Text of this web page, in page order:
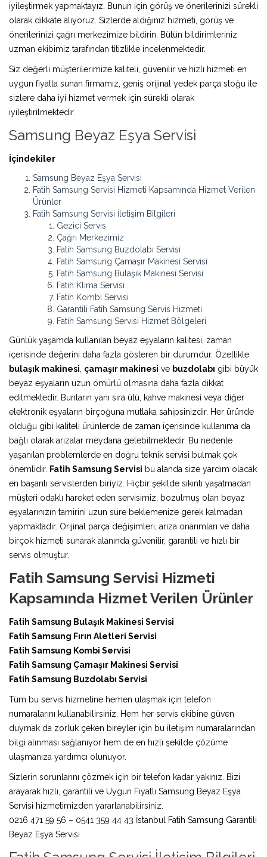
iyileştirmek yapmaktayız. Bunun için görüş ve önerilerinizi sürekli
olarak dikkate alıyoruz. Sizlerde aldığınız hizmeti, görüş ve
önerilerinizi çağrı merkezimize bildirin. Bütün bildirimleriniz
uzman ekibimiz tarafından titizlikle incelenmektedir.
Siz değerli müşterilerimize kaliteli, güvenilir ve hızlı hizmeti en
uygun fiyatla sunan firmamız, geniş orijinal yedek parça stoğu ile
sizlere daha iyi hizmet vermek için sürekli olarak
iyileştirilmektedir.
Samsung Beyaz Eşya Servisi
İçindekiler
Samsung Beyaz Eşya Servisi
Fatih Samsung Servisi Hizmeti Kapsamında Hizmet Verilen
Ürünler
Fatih Samsung Servisi İletişim Bilgileri
Gezici Servis
Çağrı Merkezimiz
Fatih Samsung Buzdolabı Servisi
Fatih Samsung Çamaşır Makinesi Servisi
Fatih Samsung Bulaşık Makinesi Servisi
Fatih Klima Servisi
Fatih Kombi Servisi
Garantili Fatih Samsung Servis Hizmeti
Fatih Samsung Servisi Hizmet Bölgeleri
Günlük yaşamda kullanılan beyaz eşyaların kalitesi, zaman
içerisinde değerini daha fazla gösteren bir durumdur. Özellikle
bulaşık makinesi çamaşır makinesi ve buzdolabı gibi büyük
beyaz eşyaların uzun ömürlü olmasına daha fazla dikkat
edilmektedir. Bunların yanı sıra ütü, kahve makinesi veya diğer
elektronik eşyaların birçoğuna mutlaka sahipsinizdir. Her üründe
olduğu gibi kaliteli ürünlerde de zaman içerisinde kullanıma da
bağlı olarak arızalar meydana gelebilmektedir. Bu nedenle
yaşanılan problemlerde en doğru teknik servisi bulmak çok
önemlidir. Fatih Samsung Servisi bu alanda size yardım olacak
en başarılı servislerden biriyiz. Hiçbir şekilde sıkıntı yaşatmadan
müşteri odaklı hareket eden servisimiz, bozulmuş olan beyaz
eşyalarınızın tamirini uzun süre beklemenize gerek kalmadan
yapmaktadır. Orijinal parça değişimleri, arıza onarımları ve daha
birçok hizmeti sunarak alanında güvenilir, garantili ve hızlı bir
servis olmuştur.
Fatih Samsung Servisi Hizmeti
Kapsamında Hizmet Verilen Ürünler
Fatih Samsung Bulaşık Makinesi Servisi
Fatih Samsung Fırın Aletleri Servisi
Fatih Samsung Kombi Servisi
Fatih Samsung Çamaşır Makinesi Servisi
Fatih Samsung Buzdolabı Servisi
Tüm bu servis hizmetine hemen ulaşmak için telefon
numaralarını kullanabilirsiniz. Hem her servis ekibine güven
duymak da zorluk çeken bireyler için bu iletişim numaralarından
bilgi alınması sağlanıyor hem de en hızlı şekilde çözüme
ulaşmanıza yardımcı olunuyor.
Sizlerin sorunlarını çözmek için bir telefon kadar yakınız. Bizi
arayarak hızlı, garantili ve Uygun Fiyatlı Samsung Beyaz Eşya
Servisi hizmetimizden yararlanabilirsiniz.
0216 471 59 56 – 0541 359 44 43 İstanbul Fatih Samsung Garantili
Beyaz Eşya Servisi